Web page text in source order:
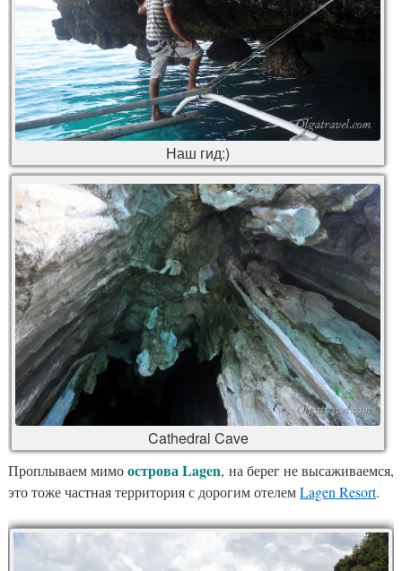
Наш гид:)
Cathedral Cave
Проплываем мимоострова Lagen, на берег не высаживаемся,
это тоже частная территория с дорогим отелемLagen Resort.